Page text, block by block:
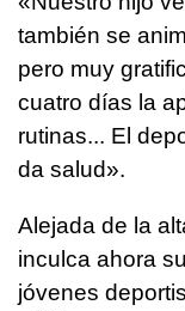
también se
pero muy
cuatro días la
rutinas... El
da salud».
Alejada de la
inculca ahora
jóvenes